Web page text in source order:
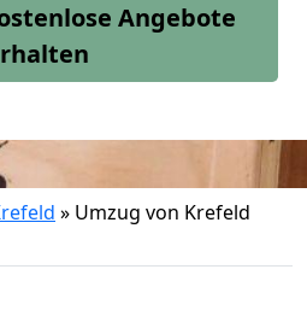
Angebote
» Umzug von Krefeld